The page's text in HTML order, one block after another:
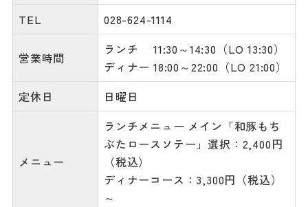
TEL
028-624-1114
営業時間
ランチ 11:30～14:30（LO 13:30）
ディナー 18:00～22:00（LO 21:00）
定休日
日曜日
メニュー
ランチメニュー メイン「和豚もち
ぶたロースソテー」選択：2,400円
（税込）
ディナーコース：3,300円（税込）
～